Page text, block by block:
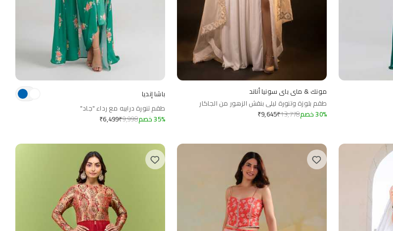
مونك & ماي باي سونيا أناند
طقم بلوزة وتنورة ليلى بنقش الزهور من الجاكار
₹9,645₹13,778 30% خصم
باشا إنديا
طقم تنورة درابيه مع رداء "جاد"
₹6,499₹9,998 35% خصم